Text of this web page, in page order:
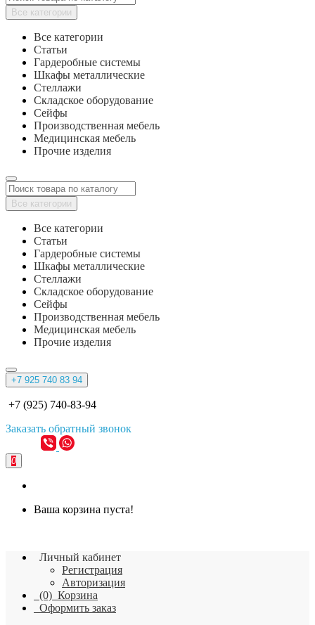
Все категории
Все категории
Статьи
Гардеробные системы
Шкафы металлические
Стеллажи
Складское оборудование
Сейфы
Производственная мебель
Медицинская мебель
Прочие изделия
Все категории
Все категории
Статьи
Гардеробные системы
Шкафы металлические
Стеллажи
Складское оборудование
Сейфы
Производственная мебель
Медицинская мебель
Прочие изделия
+7 925 740 83 94
+7 (925) 740-83-94
Заказать обратный звонок
0
Ваша корзина пуста!
Личный кабинет
Регистрация
Авторизация
(0) Корзина
Оформить заказ